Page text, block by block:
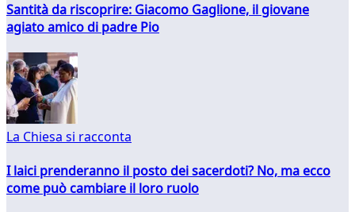
Santità da riscoprire: Giacomo Gaglione, il giovane
agiato amico di padre Pio
La Chiesa si racconta
I laici prenderanno il posto dei sacerdoti? No, ma ecco
come può cambiare il loro ruolo